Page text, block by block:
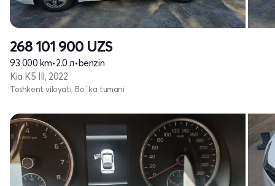
268 101 900 UZS
93 000 km•2.0 л• benzin
Kia K5 III, 2022
Toshkent viloyati, Bo`ka tumani